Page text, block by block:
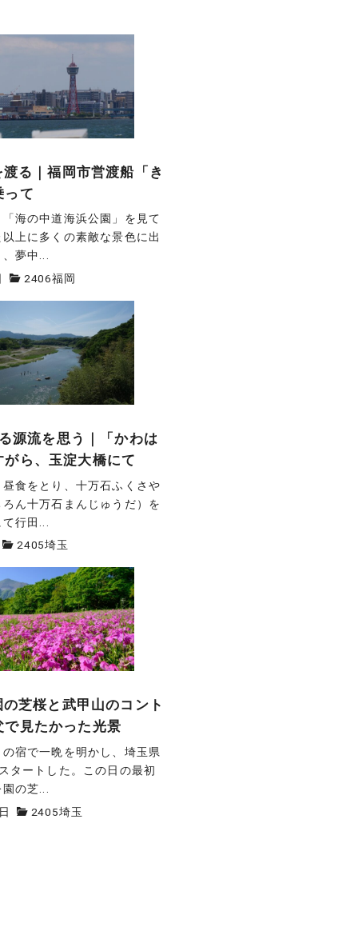
る｜福岡市営渡船「き
って
海の中道海浜公園」を見て
上に多くの素敵な景色に出
夢中...
2406福岡
源流を思う｜「かわは
ら、玉淀大橋にて
食をとり、十万石ふくさや
ん十万石まんじゅうだ）を
行田...
2405埼玉
芝桜と武甲山のコント
で見たかった光景
宿で一晩を明かし、埼玉県
タートした。この日の最初
の芝...
2405埼玉